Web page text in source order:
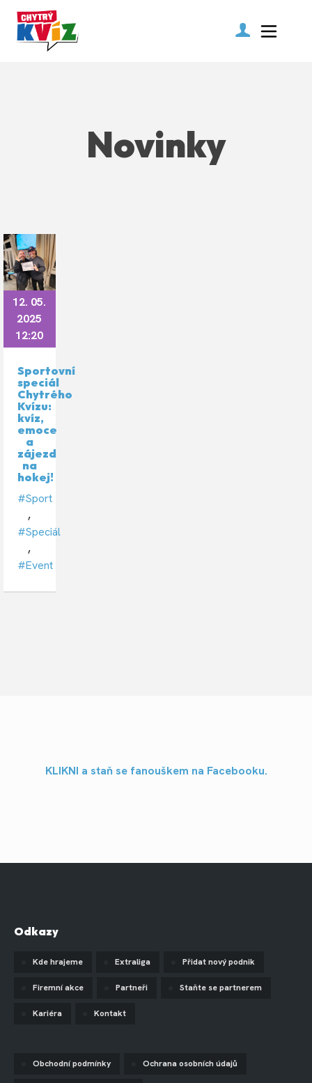
Novinky
12. 05.
2025
12:20
Sportovní
speciál
Chytrého
Kvízu:
kvíz,
emoce
a
zájezd
na
hokej!
#Sport
,
#Speciál
,
#Event
KLIKNI a staň se fanouškem na Facebooku.
Odkazy
Kde hrajeme Extraliga Přidat nový podnik
Firemní akce Partneři Staňte se partnerem
Kariéra Kontakt
Obchodní podmínky Ochrana osobních údajů